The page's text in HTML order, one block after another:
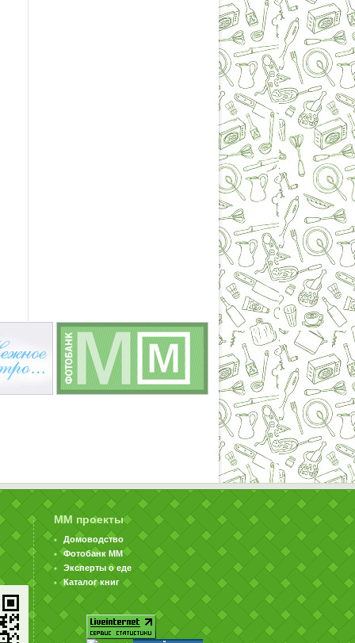
ММ проекты
Домоводство
Фотобанк ММ
Эксперты о еде
Каталог книг